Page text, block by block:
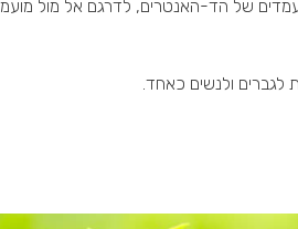
של הד-האנטרים, לדרגם אל מול
לגברים ולנשים כאחד.